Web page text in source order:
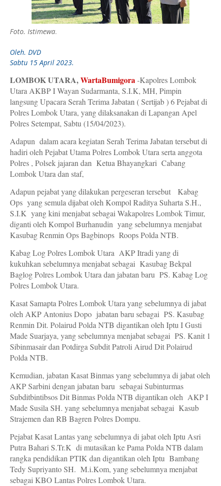
Foto. Istimewa.
Oleh. DVD
Sabtu 15 April 2023.
LOMBOK UTARA,WartaBumigora-Kapolres Lombok
Utara AKBP I Wayan Sudarmanta, S.I.K, MH, Pimpin
langsung Upacara Serah Terima Jabatan ( Sertijab ) 6 Pejabat di
Polres Lombok Utara, yang dilaksanakan di Lapangan Apel
Polres Setempat, Sabtu (15/04/2023).
Adapun dalam acara kegiatan Serah Terima Jabatan tersebut di
hadiri oleh Pejabat Utama Polres Lombok Utara serta anggota
Polres , Polsek jajaran dan Ketua Bhayangkari Cabang
Lombok Utara dan staf,
Adapun pejabat yang dilakukan pergeseran tersebut Kabag
Ops yang semula dijabat oleh Kompol Raditya Suharta S.H.,
S.I.K yang kini menjabat sebagai Wakapolres Lombok Timur,
diganti oleh Kompol Burhanudin yang sebelumnya menjabat
Kasubag Renmin Ops Bagbinops Roops Polda NTB.
Kabag Log Polres Lombok Utara AKP Itradi yang di
kukuhkan sebelumnya menjabat sebagai Kasubag Bekpal
Baglog Polres Lombok Utara dan jabatan baru PS. Kabag Log
Polres Lombok Utara.
Kasat Samapta Polres Lombok Utara yang sebelumnya di jabat
oleh AKP Antonius Dopo jabatan baru sebagai PS. Kasubag
Renmin Dit. Polairud Polda NTB digantikan oleh Iptu I Gusti
Made Suarjaya, yang sebelumnya menjabat sebagai PS. Kanit 1
Sibinmasair dan Potdirga Subdit Patroli Airud Dit Polairud
Polda NTB.
Kemudian, jabatan Kasat Binmas yang sebelumnya di jabat oleh
AKP Sarbini dengan jabatan baru sebagai Subinturmas
Subditbintibsos Dit Binmas Polda NTB digantikan oleh AKP I
Made Susila SH. yang sebelumnya menjabat sebagai Kasub
Strajemen dan RB Bagren Polres Dompu.
Pejabat Kasat Lantas yang sebelumnya di jabat oleh Iptu Asri
Putra Bahari S.Tr.K di mutasikan ke Pama Polda NTB dalam
rangka pendidikan PTIK dan digantikan oleh Iptu Bambang
Tedy Supriyanto SH. M.i.Kom, yang sebelumnya menjabat
sebagai KBO Lantas Polres Lombok Utara.